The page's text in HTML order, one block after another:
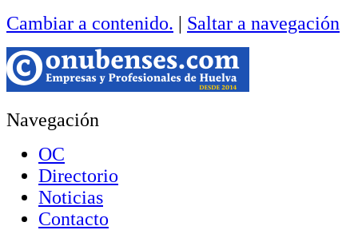
Cambiar a contenido. | Saltar a navegación
Navegación
OC
Directorio
Noticias
Contacto